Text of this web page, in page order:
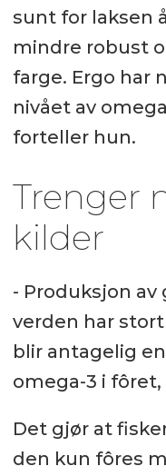
sunt for laksen
mindre robust
farge. Ergo har
nivået av
forteller hun.
Trenger
kilder
- Produksjon
verden har
blir antagelig
omega-3 i fôret,
Det gjør at
den kun fôres